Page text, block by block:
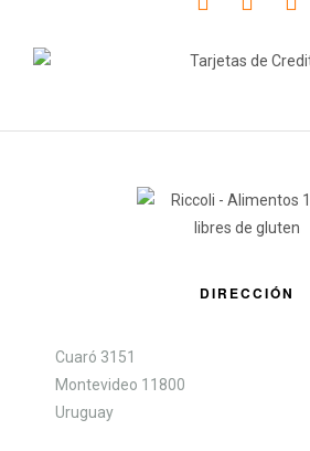
DIRECCIÓN
Cuaró 3151
Montevideo 11800
Uruguay